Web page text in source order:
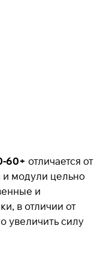
60+ отличается от
и модули цельно
и
в отличии от
увеличить силу